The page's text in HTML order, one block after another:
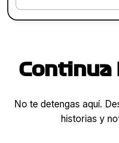
Continua
No te detengas aquí.
historias y